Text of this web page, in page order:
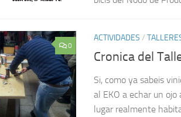
0
ACTIVIDADES /
Cronica del
Si, como ya sabeis
al EKO a echar un ojo
lugar realmente